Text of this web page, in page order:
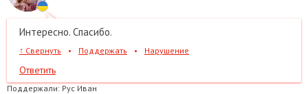
Интересно. Спасибо.
↑ Свернуть • Поддержать • Нарушение
Ответить
Поддержали: Рус Иван